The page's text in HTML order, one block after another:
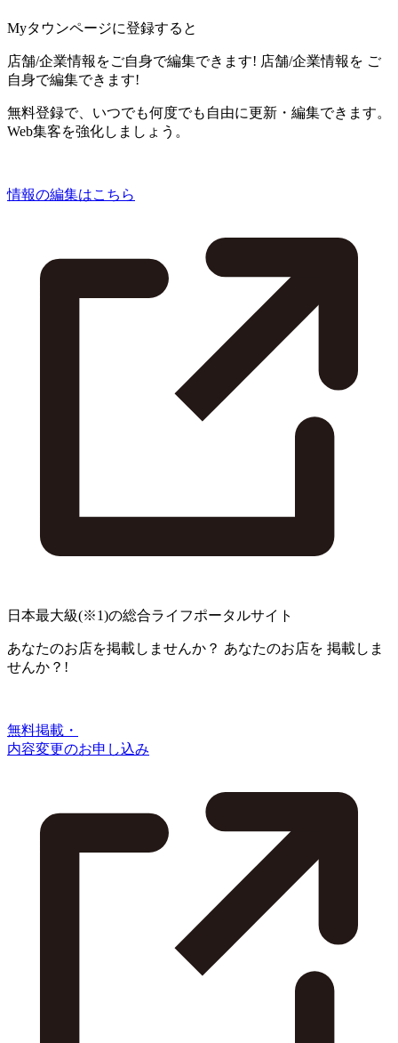
Myタウンページに登録すると
店舗/企業情報をご自身で編集できます! 店舗/企業情報を ご
自身で編集できます!
無料登録で、いつでも何度でも自由に更新・編集できます。
Web集客を強化しましょう。
情報の編集はこちら
日本最大級(※1)の総合ライフポータルサイト
あなたのお店を掲載しませんか？ あなたのお店を 掲載しま
せんか？!
無料掲載・
内容変更のお申し込み